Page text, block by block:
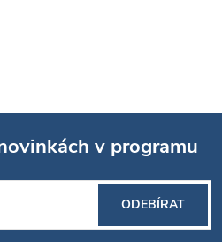
v programu
ODEBÍRAT